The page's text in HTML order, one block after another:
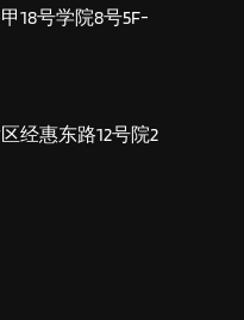
18号学院8号5F-
经惠东路12号院2